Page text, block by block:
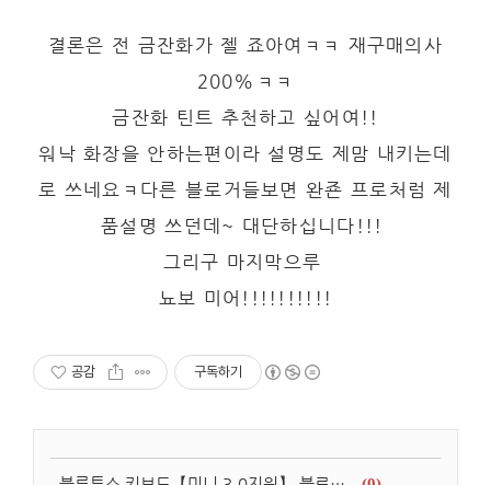
결론은 전 금잔화가 젤 죠아여ㅋㅋ 재구매의사
200%ㅋㅋ
금잔화 틴트 추천하고 싶어여!!
워낙 화장을 안하는편이라 설명도 제맘 내키는데
로 쓰네요ㅋ다른 블로거들보면 완죤 프로처럼 제
품설명 쓰던데~ 대단하십니다!!!
그리구 마지막으루
뇨보 미어!!!!!!!!!!
공감 구독하기